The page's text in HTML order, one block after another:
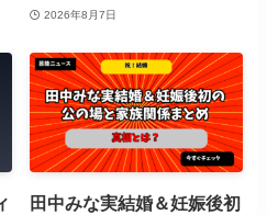
2026年8月7日
田中みな実結婚＆妊娠後初